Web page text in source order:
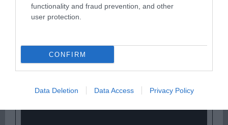
functionality and fraud prevention, and other
user protection.
CONFIRM
Data Deletion Data Access Privacy Policy
Παρακαλώ Περιμένετε...
ΕΞΑΙΡΕΣΗ – ΒΙΣΣΗ ΑΝΝΑ